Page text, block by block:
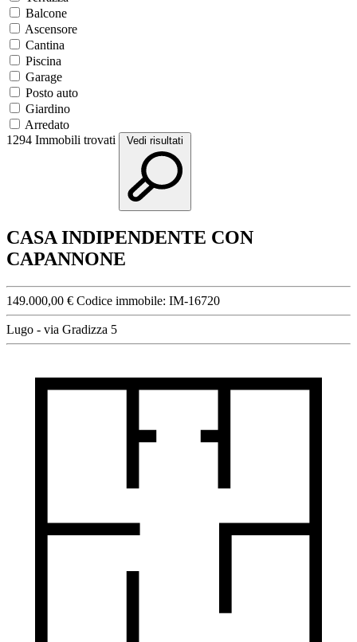
Balcone
Ascensore
Cantina
Piscina
Garage
Posto auto
Giardino
Arredato
1294 Immobili trovati Vedi risultati
CASA INDIPENDENTE CON
CAPANNONE
149.000,00 € Codice immobile: IM-16720
Lugo - via Gradizza 5